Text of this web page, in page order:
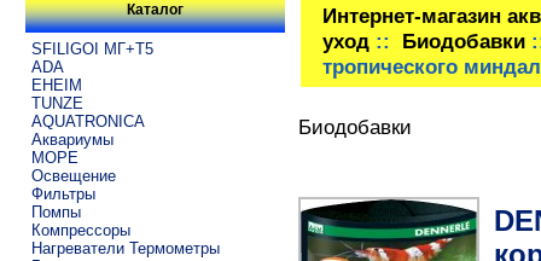
Каталог
SFILIGOI МГ+Т5
ADA
EHEIM
TUNZE
AQUATRONICA
Аквариумы
МОРЕ
Освещение
Фильтры
Помпы
Компрессоры
Нагреватели Термометры
Интернет-магазин
уход:: Биодобавки::
тропического
Биодобавки